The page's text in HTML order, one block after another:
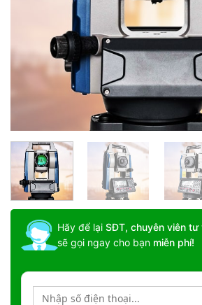
Hãy để lại SĐT, chuyên viên tư
sẽ gọi ngay cho bạn miễn phí!